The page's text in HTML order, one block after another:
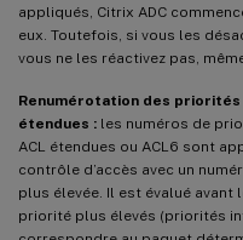
appliqués, Citrix ADC
eux. Toutefois, si vous les
vous ne les réactivez pas,
Renumérotation des
étendues : les numéros de
ACL étendues ou ACL6 sont
contrôle d’accès avec un
plus élevée. Il est évalué avant
priorité plus élevés (priorités